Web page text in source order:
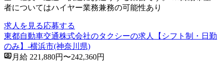
者についてはハイヤー業務兼務の可能性あり
求人を見る応募する
東都自動車交通株式会社のタクシーの求人【シフト制・日勤
のみ】-横浜市(神奈川県)
月給 221,880円〜242,360円